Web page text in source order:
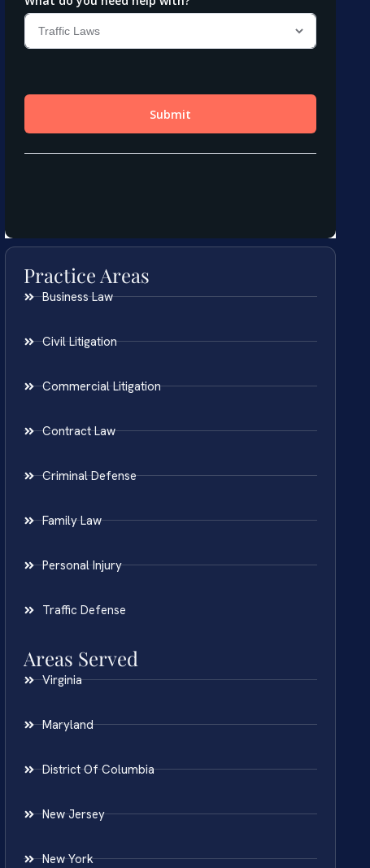
Practice Areas
Business Law
Civil Litigation
Commercial Litigation
Contract Law
Criminal Defense
Family Law
Personal Injury
Traffic Defense
Areas Served
Virginia
Maryland
District Of Columbia
New Jersey
New York